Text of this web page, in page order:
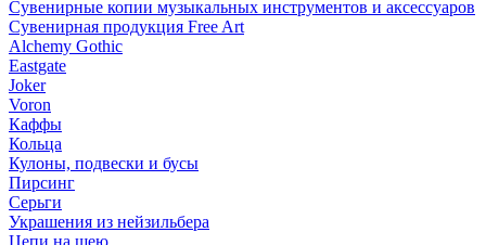
Сувенирные копии музыкальных инструментов и аксессуаров
Сувенирная продукция Free Art
Alchemy Gothic
Eastgate
Joker
Voron
Каффы
Кольца
Кулоны, подвески и бусы
Пирсинг
Серьги
Украшения из нейзильбера
Цепи на шею